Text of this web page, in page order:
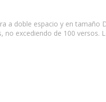
a doble espacio y en tamaño
excediendo de 100 versos.